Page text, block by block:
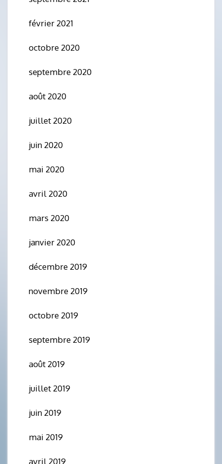
février 2021
octobre 2020
septembre 2020
août 2020
juillet 2020
juin 2020
mai 2020
avril 2020
mars 2020
janvier 2020
décembre 2019
novembre 2019
octobre 2019
septembre 2019
août 2019
juillet 2019
juin 2019
mai 2019
avril 2019